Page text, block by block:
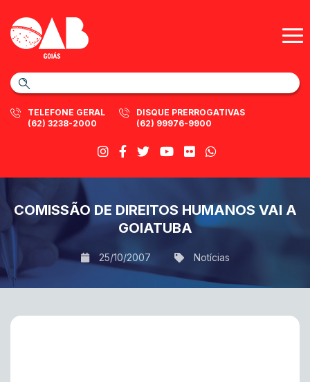
TELEFONE GERAL
(62) 3238-2000
DISQUE PRERROGATIVAS
(62) 99976-9900
COMISSÃO DE DIREITOS HUMANOS VAI A
GOIATUBA
25/10/2007 Notícias